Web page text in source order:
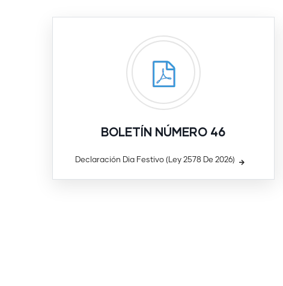
BOLETÍN NÚMERO 46
Declaración Dia Festivo (Ley 2578 De 2026)